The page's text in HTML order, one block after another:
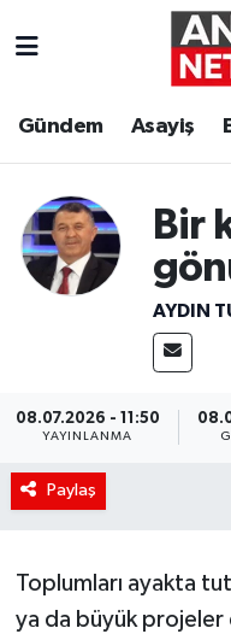
Gündem Asayiş
Bir
AYDIN
08.07.2026 - 11:50
YAYINLANMA
Paylaş
Toplumları ayakta
ya da büyük projeler
Eğitim
Ekonomi
Siyaset
Ankara Hava
Süper Lig Puan
Tüm Manşetler
Son Dakika